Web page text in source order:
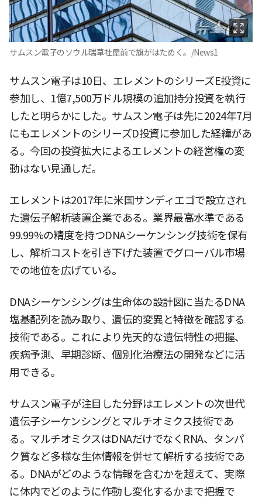
サムスン電子のソウル瑞草社屋前で旗がはためく。/News1
サムスン電子は10日、エレメントのシリーズE投資に
参加し、1億7,500万ドル規模の追加持分投資を執行
したと明らかにした。サムスン電子は先に2024年7月
にもエレメントのシリーズD投資に参加した経緯があ
る。今回の投資拡大によるエレメントの経営権の変
動はない見通しだ。
エレメントは2017年に米国サンディエゴで設立され
た遺伝子解析装置企業である。業界最高水準である
99.99%の精度を持つDNAシーケンシング技術を保有
し、解析コストを引き下げた装置でグローバル市場
での地位を広げている。
DNAシーケンシングは生命体の設計図に当たるDNA
塩基配列を読み取り、遺伝的変異と特徴を確認する
技術である。これにより先天的な遺伝特性の把握、
疾病予測、早期診断、個別化治療法の開発などに活
用できる。
サムスン電子が注目した分野はエレメントの次世代
遺伝子シーケンシングとマルチオミクス技術であ
る。マルチオミクスはDNAだけでなくRNA、タンパ
ク質など多様な生体情報を併せて解析する技術であ
る。DNAがどのような情報を含むかを超えて、実際
に体内でどのように作動し変化するかまで把握で